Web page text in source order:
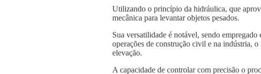
Utilizando o princípio da hidráulica, que
mecânica para levantar objetos pesados.
Sua versatilidade é notável, sendo
operações de construção civil e na indústria,
elevação.
A capacidade de controlar com precisão o